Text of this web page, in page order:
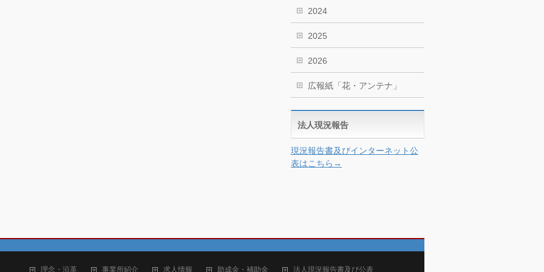
2024
2025
2026
広報紙「花・アンテナ」
法人現況報告
現況報告書及びインターネット公
表はこちら→
理念・沿革 事業所紹介 求人情報 助成金・補助金 法人現況報告書及び公表